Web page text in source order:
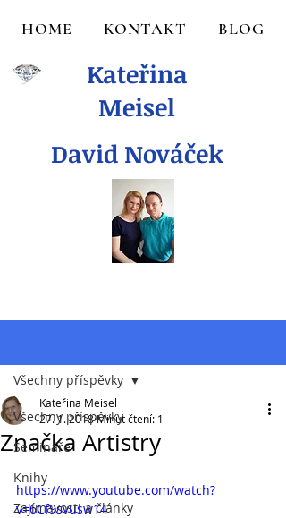
HOME KONTAKT BLOG
Kateřina
Meisel
David Nováček
Všechny příspěvky
Semináře
Knihy
Zajímavosti a články
Všechny příspěvky
Značka Artistry
Kateřina Meisel
27. 1. 2018 Minut čtení: 1
https://www.youtube.com/watch?
v=6Cf9svusw14